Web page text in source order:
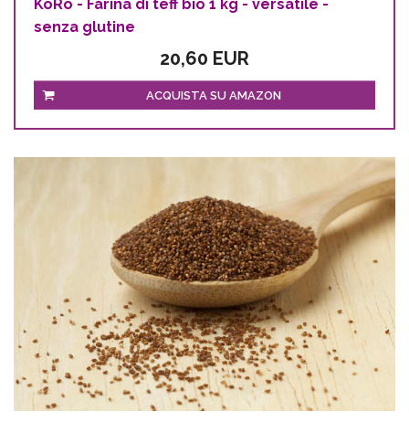
KoRo - Farina di teff bio 1 kg - versatile -
senza glutine
20,60 EUR
ACQUISTA SU AMAZON